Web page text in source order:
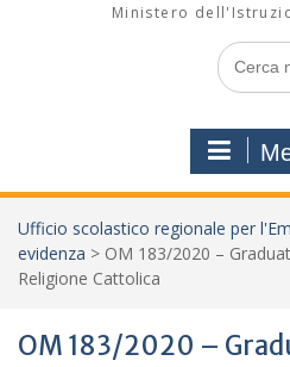
Ministero
Search
for:
Ufficio scolastico regionale per
evidenza > OM 183/2020 –
Religione Cattolica
OM 183/2020 –